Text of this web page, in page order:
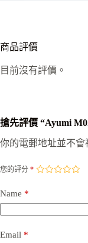
商品評價
目前沒有評價。
搶先評價 “Ayumi
你的電郵地址並不會
您的評分 *
Name *
Email *